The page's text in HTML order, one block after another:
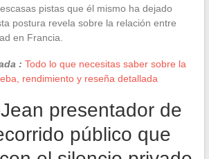
pistas que él mismo ha dejado
postura revela sobre la relación entre
en Francia.
: Todo lo que necesitas saber sobre la
rendimiento y reseña detallada
presentador de
público que